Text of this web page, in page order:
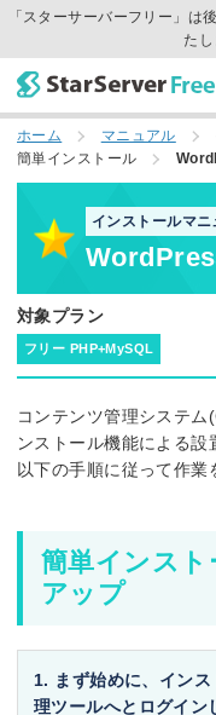
「スターサーバーフリー」は
た
ホーム マニュアル
簡単インストール
インストールマニ
対象プラン
フリー PHP+MySQL
コンテンツ管理システ
ンストール機能による設
以下の手順に従って作業
簡単インスト
アップ
1. まず始めに、イン
理ツールへとログイン